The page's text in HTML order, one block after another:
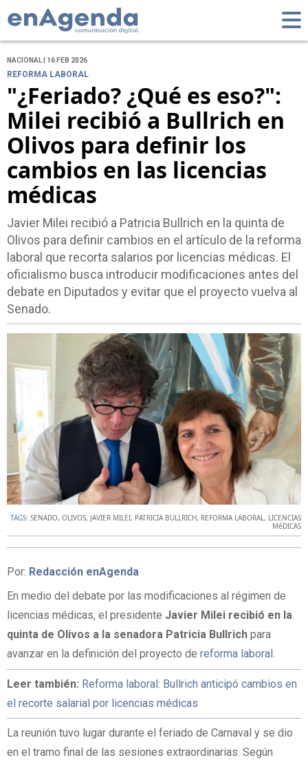
NACIONAL | 16 FEB 2026
REFORMA LABORAL
"¿Feriado? ¿Qué es eso?":
Milei recibió a Bullrich en
Olivos para definir los
cambios en las licencias
médicas
Javier Milei recibió a Patricia Bullrich en la quinta de
Olivos para definir cambios en el artículo de la reforma
laboral que recorta salarios por licencias médicas. El
oficialismo busca introducir modificaciones antes del
debate en Diputados y evitar que el proyecto vuelva al
Senado.
TAGS: SENADO, OLIVOS, JAVIER MILEI, PATRICIA BULLRICH, REFORMA LABORAL, LICENCIAS
MéDICAS
Por: Redacción enAgenda
En medio del debate por las modificaciones al régimen de
licencias médicas, el presidente Javier Milei recibió en la
quinta de Olivos a la senadora Patricia Bullrich para
avanzar en la definición del proyecto de reforma laboral .
Leer también: Reforma laboral: Bullrich anticipó cambios en
el recorte salarial por licencias médicas
La reunión tuvo lugar durante el feriado de Carnaval y se dio
en el tramo final de las sesiones extraordinarias. Según